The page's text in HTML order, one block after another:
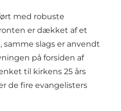
med robuste
er dækket af et
slags er anvendt
på forsiden af
til kirkens 25 års
de fire evangelisters